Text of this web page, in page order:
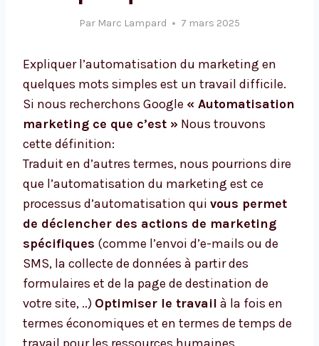
Par Marc Lampard 7 mars 2025
Expliquer l’automatisation du marketing en
quelques mots simples est un travail difficile.
Si nous recherchons Google « Automatisation
marketing ce que c’est » Nous trouvons
cette définition:
Traduit en d’autres termes, nous pourrions dire
que l’automatisation du marketing est ce
processus d’automatisation qui vous permet
de déclencher des actions de marketing
spécifiques (comme l’envoi d’e-mails ou de
SMS, la collecte de données à partir des
formulaires et de la page de destination de
votre site, ..) Optimiser le travail à la fois en
termes économiques et en termes de temps de